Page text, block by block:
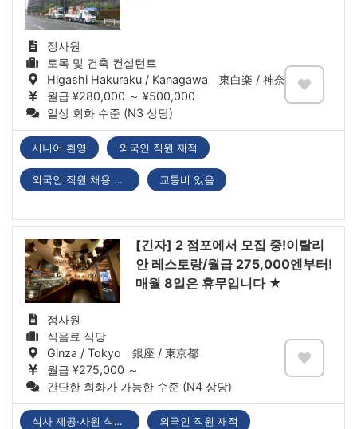
정사원
토목 및 건축 컨설턴트
Higashi Hakuraku / Kanagawa 東白楽 / 神奈川県
월급 ¥280,000 ～ ¥500,000
일상 회화 수준 (N3 상당)
시니어 환영 외국인 직원 재적
외국인 직원 채용 실적 있음 교통비 있음
[긴자] 2 점포에서 모집 중!이탈리
안 레스토랑/월급 275,000엔부터!
매월 8일은 휴무입니다 ★
정사원
식음료 식당
Ginza / Tokyo 銀座 / 東京都
월급 ¥275,000 ～
간단한 회화가 가능한 수준 (N4 상당)
식사 제공·사원 식당 있음 외국인 직원 재적